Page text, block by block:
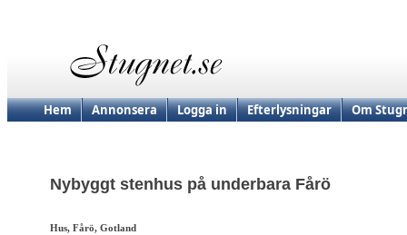
Hem Annonsera Logga in Efterlysningar Om
Nybyggt stenhus på underbara Fårö
Hus, Fårö, Gotland